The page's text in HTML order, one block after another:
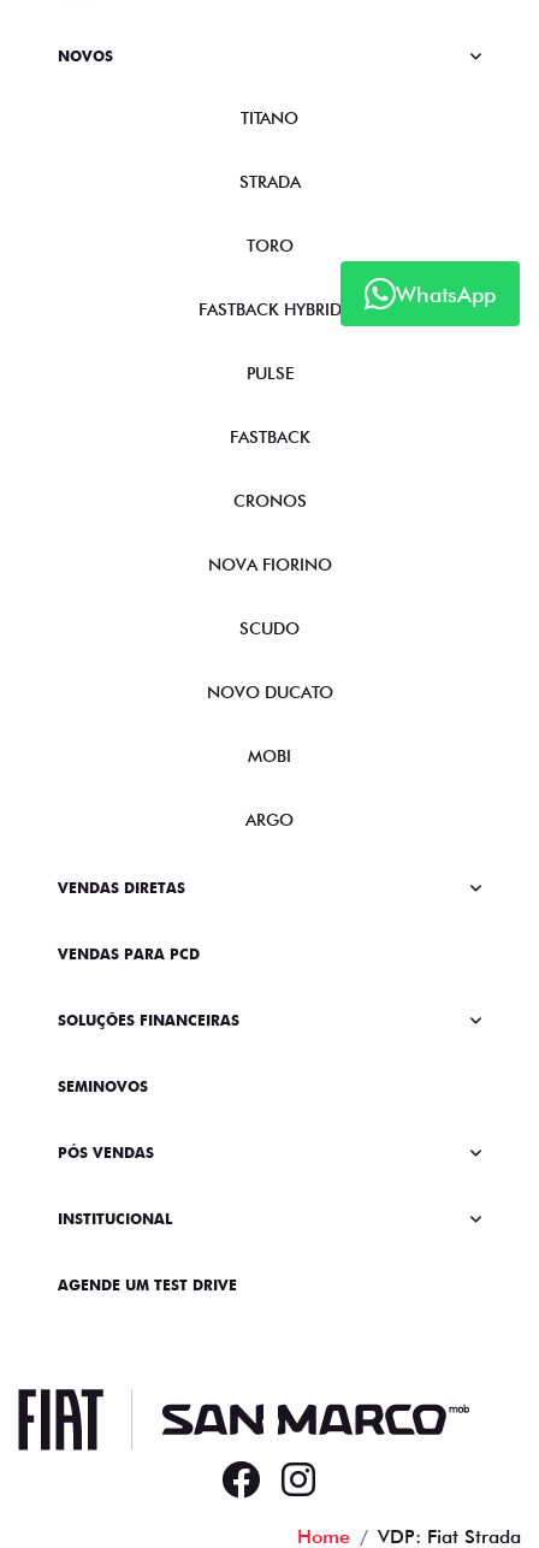
WhatsApp
NOVOS
TITANO
STRADA
TORO
FASTBACK HYBRID
PULSE
FASTBACK
CRONOS
NOVA FIORINO
SCUDO
NOVO DUCATO
MOBI
ARGO
VENDAS DIRETAS
VENDAS PARA PCD
SOLUÇÕES FINANCEIRAS
SEMINOVOS
PÓS VENDAS
INSTITUCIONAL
AGENDE UM TEST DRIVE
Home VDP: Fiat Strada